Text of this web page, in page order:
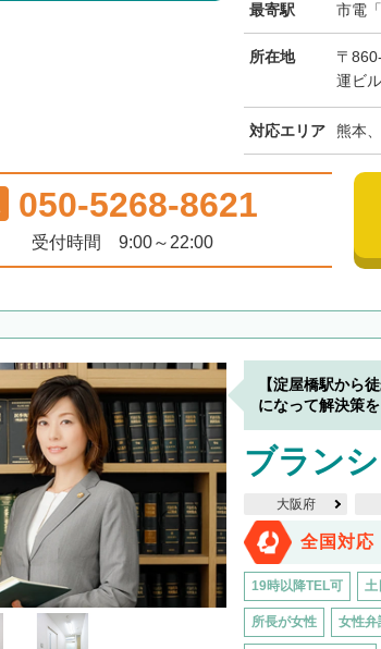
最寄駅 市電
所在地
〒
運ビ
対応エリア 熊本
050-5268-8621
受付時間 9:00～22:00
【淀屋橋駅から
になって解決策
ブラン
大阪府
全国対応
19時以降TEL可 土
所長が女性 女性弁